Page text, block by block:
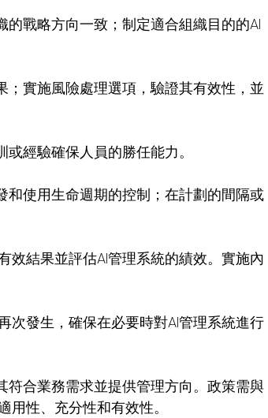
戰略方向一致；制定適合組織目的的AI
；實施風險處理選項，驗證其有效性，並
經驗確保人員的勝任能力。
和使用生命週期的控制；在計劃的間隔或
效結果並評估AI管理系統的績效。實施內
次發生，確保在必要時對AI管理系統進行
符合業務需求並提供管理方向。政策需與
性、充分性和有效性。